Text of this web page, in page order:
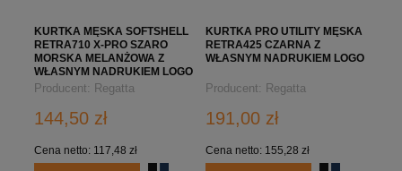
KURTKA MĘSKA SOFTSHELL
RETRA710 X-PRO SZARO
MORSKA MELANŻOWA Z
WŁASNYM NADRUKIEM LOGO
FIRMY
Producent: Regatta
144,50 zł
Cena netto: 117,48 zł
KURTKA PRO UTILITY MĘSKA
RETRA425 CZARNA Z
WŁASNYM NADRUKIEM LOGO
Producent: Regatta
191,00 zł
Cena netto: 155,28 zł